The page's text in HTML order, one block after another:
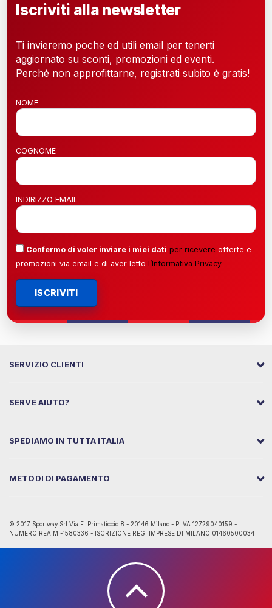
Iscriviti alla newsletter
Ti invieremo poche ed utili email per tenerti
aggiornato su sconti, promozioni ed eventi.
Perché non approfittarne, registrati subito è gratis!
NOME
COGNOME
INDIRIZZO EMAIL
Confermo di voler inviare i miei dati per ricevere offerte e
promozioni via email e di aver letto l’Informativa Privacy.
ISCRIVITI
SERVIZIO CLIENTI
SERVE AIUTO?
SPEDIAMO IN TUTTA ITALIA
METODI DI PAGAMENTO
© 2017 Sportway Srl Via F. Primaticcio 8 - 20146 Milano - P.IVA 12729040159 -
NUMERO REA MI-1580336 - ISCRIZIONE REG. IMPRESE DI MILANO 01460500034